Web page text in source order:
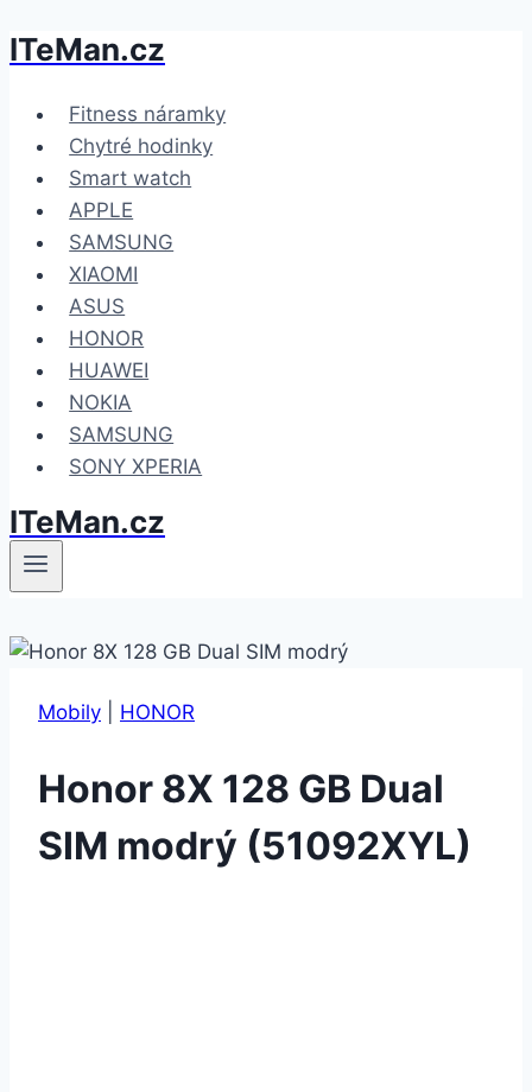
Přeskočit
obsah
ITeMan.cz
Fitness náramky
Chytré hodinky
Smart watch
APPLE
SAMSUNG
XIAOMI
ASUS
HONOR
HUAWEI
NOKIA
SAMSUNG
SONY XPERIA
ITeMan.cz
Mobily HONOR
Honor 8X 128 GB Dual
SIM modrý (51092XYL)